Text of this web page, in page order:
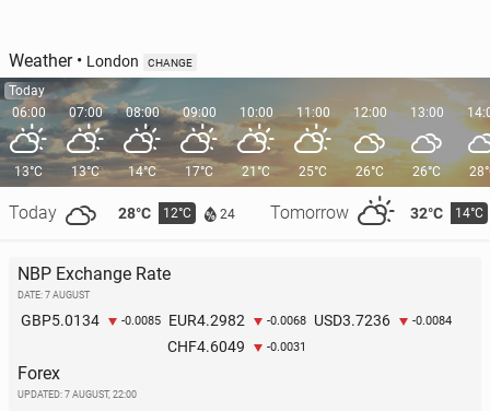
Weather• London CHANGE
Today
06:00
13°C
Today 28°C 12°C 24 Tomorrow 32°C 14°C
07:00
13°C
08:00
14°C
09:00
17°C
10:00
21°C
11:00
25°C
12:00
26°C
13:00
26°C
NBP Exchange Rate
DATE: 7 AUGUST
GBP5.0134 -0.0085 EUR4.2982 -0.0068 USD3.7236 -0.0084
CHF4.6049 -0.0031
Forex
UPDATED: 7 AUGUST, 22:00